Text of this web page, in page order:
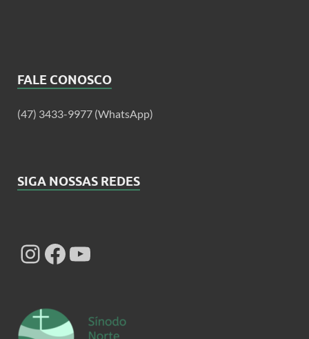
FALE CONOSCO
(47) 3433-9977 (WhatsApp)
SIGA NOSSAS REDES